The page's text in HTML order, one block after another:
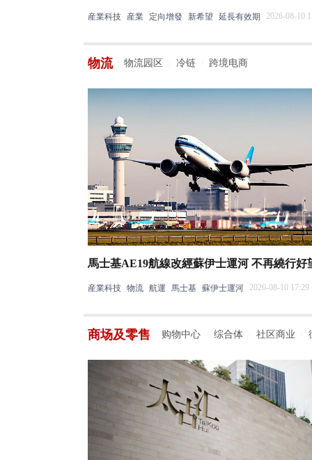
産業科技 産業 定向增發 新希望 延長有效期 2026-08-10
物流 物流园区 冷链 跨境电商
馬士基AE19航線改經蘇伊士運河 不再繞行好
産業科技 物流 航運 馬士基 蘇伊士運河 2026-08-10 17:29
商场及零售 购物中心 综合体 社区商业